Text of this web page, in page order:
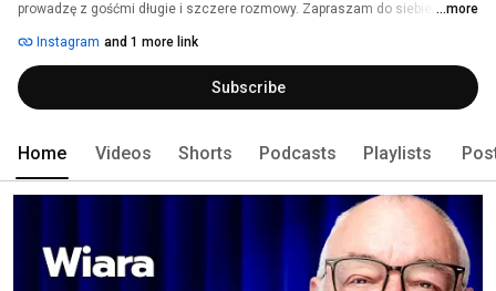
prowadzę z gośćmi długie i szczere rozmowy. Zapraszam do siebie osoby
naukowcy, bądź specjaliści w wąskich dziedzinach.
...more
Instagram and 1 more link
Subscribe
Home Videos Shorts Podcasts Playlists